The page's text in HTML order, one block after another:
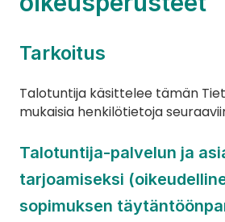
Tarkoitus
Talotuntija käsittelee tämän
mukaisia henkilötietoja
Talotuntija-palvelun ja
tarjoamiseksi
sopimuksen